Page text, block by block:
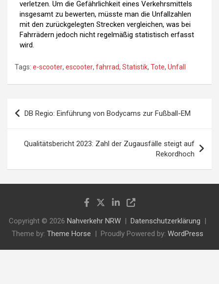
verletzen. Um die Gefährlichkeit eines Verkehrsmittels
insgesamt zu bewerten, müsste man die Unfallzahlen
mit den zurückgelegten Strecken vergleichen, was bei
Fahrrädern jedoch nicht regelmäßig statistisch erfasst
wird.
Tags: e-scooter, escooter, fahrrad, Statistik, Tote, Unfall
DB Regio: Einführung von Bodycams zur Fußball-EM
Qualitätsbericht 2023: Zahl der Zugausfälle steigt auf
Rekordhoch
Copyright © 2026 Nahverkehr NRW
Datenschutzerklärung
Theme by: Theme Horse Proudly Powered by: WordPress